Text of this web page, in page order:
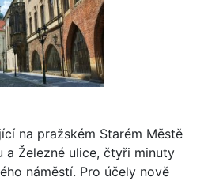
na pražském Starém Městě
a Železné ulice, čtyři minuty
náměstí. Pro účely nově